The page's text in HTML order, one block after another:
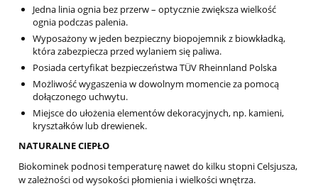
Jedna linia ognia bez przerw – optycznie zwiększa wielkość
ognia podczas palenia.
Wyposażony w jeden bezpieczny biopojemnik z biowkładką,
która zabezpiecza przed wylaniem się paliwa.
Posiada certyfikat bezpieczeństwa TÜV Rheinnland Polska
Możliwość wygaszenia w dowolnym momencie za pomocą
dołączonego uchwytu.
Miejsce do ułożenia elementów dekoracyjnych, np. kamieni,
kryształków lub drewienek.
NATURALNE CIEPŁO
Biokominek podnosi temperaturę nawet do kilku stopni Celsjusza,
w zależności od wysokości płomienia i wielkości wnętrza.